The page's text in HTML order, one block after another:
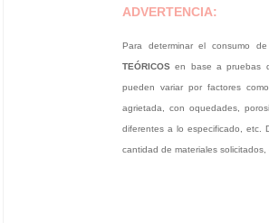
ADVERTENCIA:
Para determinar el consumo
TEÓRICOSen base a pruebas
pueden variar por factores
agrietada, con oquedades,
diferentes a lo especificado, etc.
cantidad de materiales